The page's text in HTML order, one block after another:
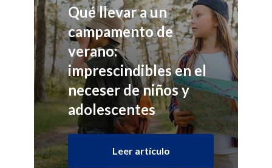
Qué llevar a un
campamento de
verano:
imprescindibles en el
neceser de niños y
adolescentes
Leer artículo